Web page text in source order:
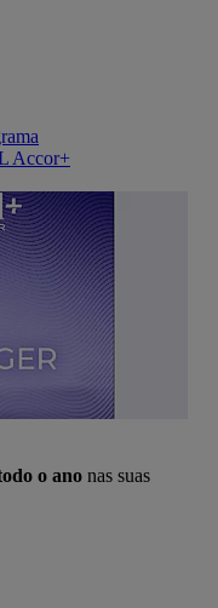
Accor+
o ano nas suas